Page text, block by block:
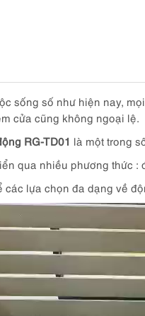
sống số như hiện nay,
cửa cũng không ngoại lệ.
RG-TD01 là một trong
qua nhiều phương thức :
các lựa chọn đa dạng về